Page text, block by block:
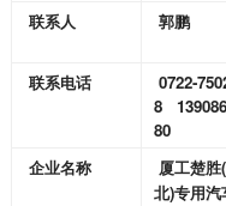
联系人 郭鹏
联系电话
0722-
8
80
企业名称 厦工楚胜(
北)专用汽